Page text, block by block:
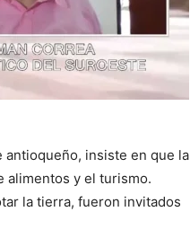
insiste en que la
alimentos y el turismo.
la tierra, fueron invitados